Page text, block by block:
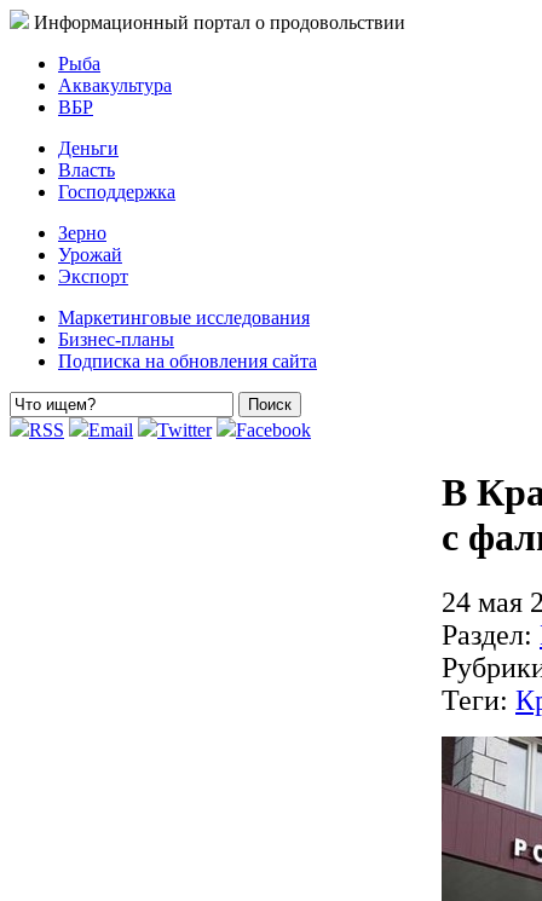
Информационный портал о продовольствии
Рыба
Аквакультура
ВБР
Деньги
Власть
Господдержка
Зерно
Урожай
Экспорт
Маркетинговые исследования
Бизнес-планы
Подписка на обновления сайта
RSS Email Twitter Facebook
В
с
24 мая
Раздел:
Теги: